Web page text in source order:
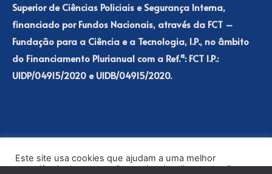
Superior de Ciências Policiais e Segurança Interna,
financiado por Fundos Nacionais, através da FCT –
Fundação para a Ciência e a Tecnologia, I.P., no âmbito
do Financiamento Plurianual com a Ref.ª: FCT I.P.:
UIDP/04915/2020 e UIDB/04915/2020.
Este site usa cookies que ajudam a uma melhor
experiência de navegação no site. Ao clicar no botão